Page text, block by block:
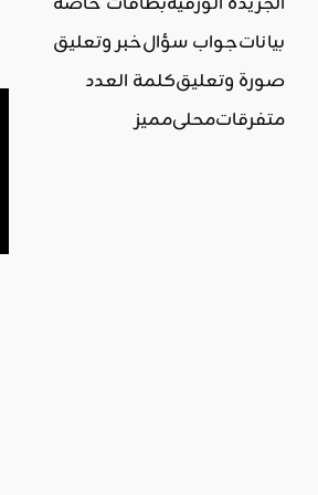
بياناتجواب سؤالخبر وتعليق
صورة وتعليقكلمة العدد
متفرقاتمحليمميز